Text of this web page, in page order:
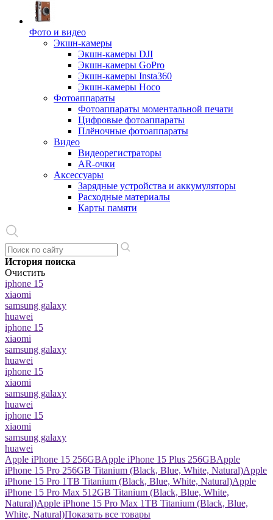
Фото и видео
Экшн-камеры
Экшн-камеры DJI
Экшн-камеры GoPro
Экшн-камеры Insta360
Экшн-камеры Hoco
Фотоаппараты
Фотоаппараты моментальной печати
Цифровые фотоаппараты
Плёночные фотоаппараты
Видео
Видеорегистраторы
AR-очки
Аксессуары
Зарядные устройства и аккумуляторы
Расходные материалы
Карты памяти
История поиска
Очистить
iphone 15
xiaomi
samsung galaxy
huawei
iphone 15
xiaomi
samsung galaxy
huawei
iphone 15
xiaomi
samsung galaxy
huawei
iphone 15
xiaomi
samsung galaxy
huawei
Apple iPhone 15 256GBApple iPhone 15 Plus 256GBApple
iPhone 15 Pro 256GB Titanium (Black, Blue, White, Natural)Apple
iPhone 15 Pro 1TB Titanium (Black, Blue, White, Natural)Apple
iPhone 15 Pro Max 512GB Titanium (Black, Blue, White,
Natural)Apple iPhone 15 Pro Max 1TB Titanium (Black, Blue,
White, Natural)Показать все товары